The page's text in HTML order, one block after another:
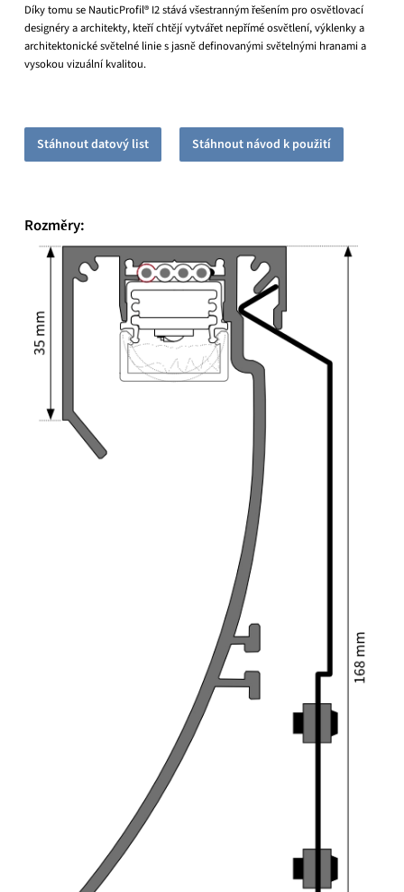
Díky tomu se NauticProfil® I2 stává všestranným řešením pro osvětlovací
designéry a architekty, kteří chtějí vytvářet nepřímé osvětlení, výklenky a
architektonické světelné linie s jasně definovanými světelnými hranami a
vysokou vizuální kvalitou.
Stáhnout datový list Stáhnout návod k použití
Rozměry: